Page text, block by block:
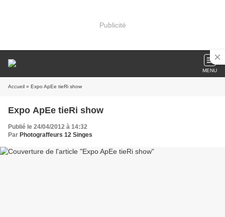
Publicité
MENU
Accueil » Expo ApEe tieRi show
Expo ApEe tieRi show
Publié le 24/04/2012 à 14:32
Par Photograffeurs 12 Singes